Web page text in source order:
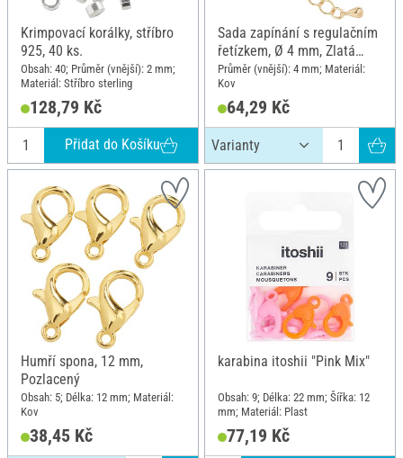
Krimpovací korálky, stříbro
925, 40 ks.
Obsah: 40; Průměr (vnější): 2 mm;
Materiál: Stříbro sterling
128,79 Kč
Přidat do Košíku
Sada zapínání s regulačním
řetízkem, Ø 4 mm, Zlatá
barva
Průměr (vnější): 4 mm; Materiál:
Kov
64,29 Kč
Humří spona, 12 mm,
Pozlacený
Obsah: 5; Délka: 12 mm; Materiál:
Kov
38,45 Kč
karabina itoshii "Pink Mix"
Obsah: 9; Délka: 22 mm; Šířka: 12
mm; Materiál: Plast
77,19 Kč